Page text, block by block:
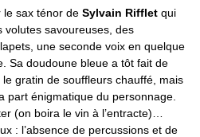
le sax ténor de Sylvain Rifflet qui
volutes savoureuses, des
une seconde voix en quelque
Sa doudoune bleue a tôt fait de
gratin de souffleurs chauffé, mais
part énigmatique du personnage.
(on boira le vin à l’entracte)…
: l’absence de percussions et de